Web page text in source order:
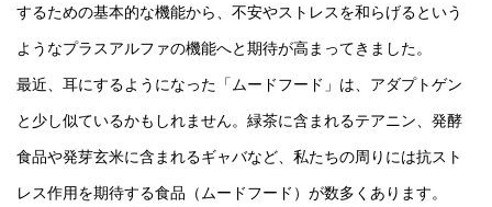
するための基本的な機能から、不安やストレスを和らげるという
ようなプラスアルファの機能へと期待が高まってきました。
最近、耳にするようになった「ムードフード」は、アダプトゲン
と少し似ているかもしれません。緑茶に含まれるテアニン、発酵
食品や発芽玄米に含まれるギャバなど、私たちの周りには抗スト
レス作用を期待する食品（ムードフード）が数多くあります。